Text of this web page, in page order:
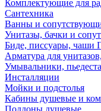
Комплектующие для
Сантехника
Ванны и
Унитазы, бачки и
Биде, писсуары, чаши
Арматура для
Умывальники,
Инсталляции
Мойки и подстолья
Кабины душевые и
Поддоны душевые